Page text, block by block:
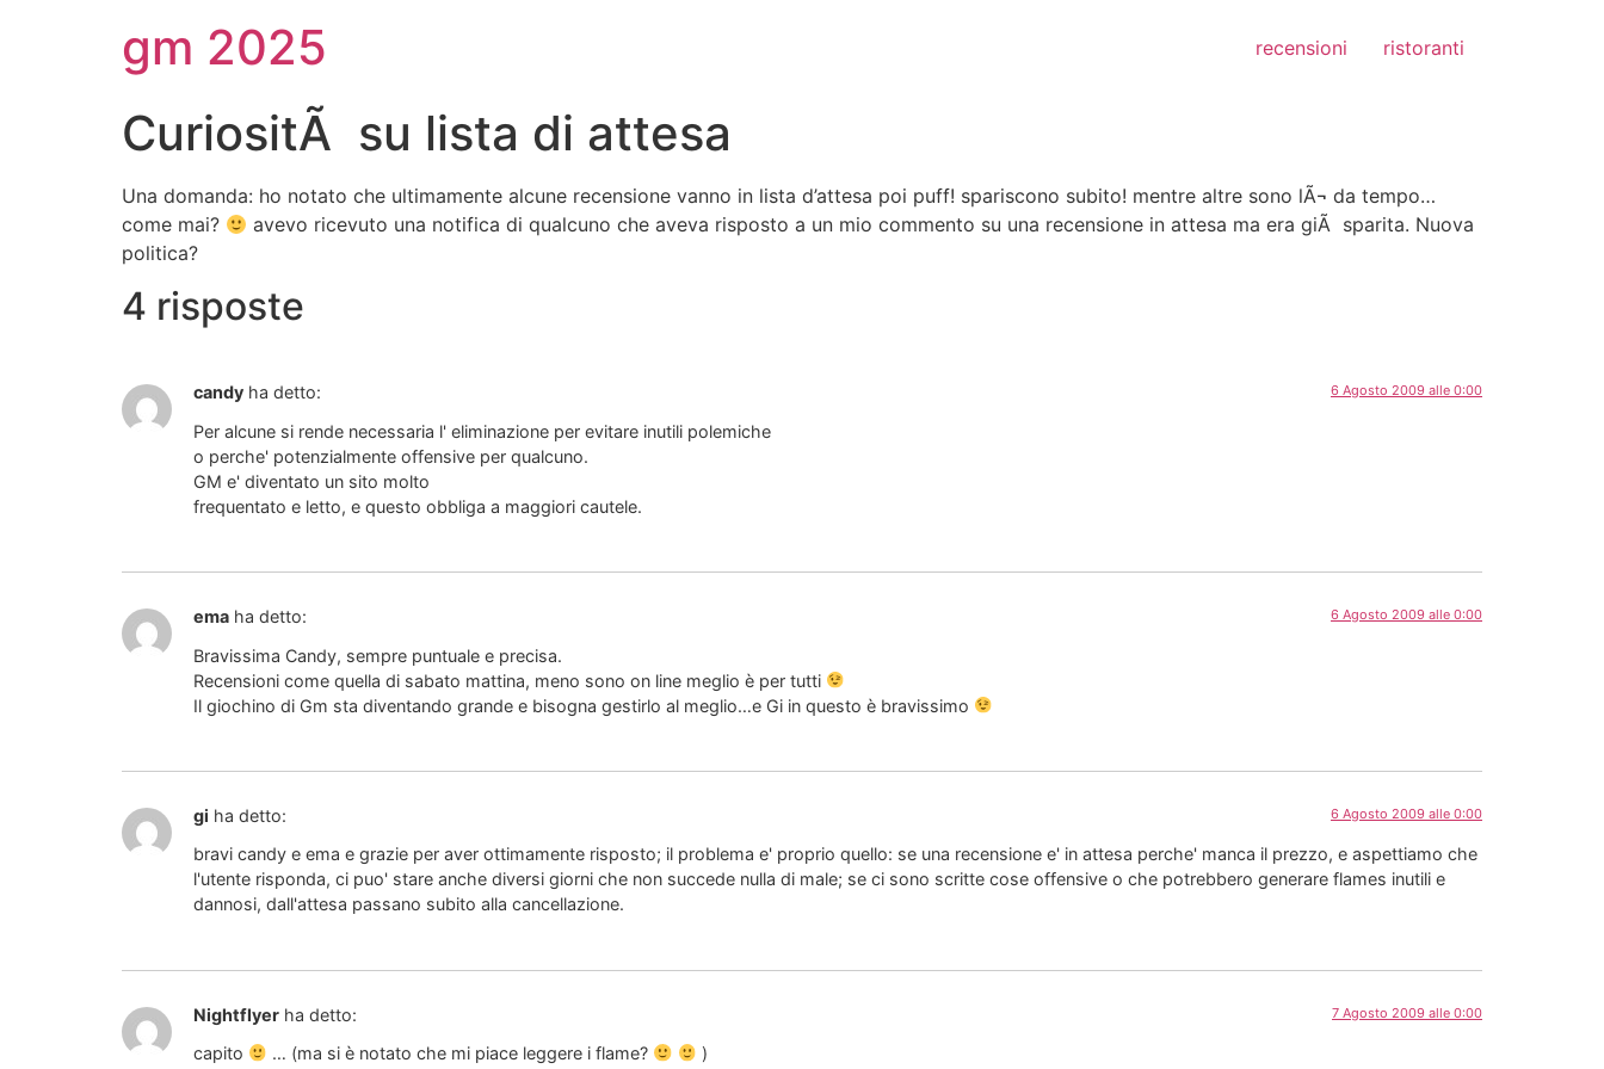
gm 2025 recensioni ristoranti
CuriositÃ su lista di attesa
Una domanda: ho notato che ultimamente alcune recensione vanno in lista d’attesa poi puff! spariscono subito! mentre altre sono lÃ¬ da tempo…
come mai?
avevo ricevuto una notifica di qualcuno che aveva risposto a un mio commento su una recensione in attesa ma era giÃ sparita. Nuova
politica?
4 risposte
candy ha detto: 6 Agosto 2009 alle 0:00
Per alcune si rende necessaria l' eliminazione per evitare inutili polemiche
o perche' potenzialmente offensive per qualcuno.
GM e' diventato un sito molto
frequentato e letto, e questo obbliga a maggiori cautele.
ema ha detto: 6 Agosto 2009 alle 0:00
Bravissima Candy, sempre puntuale e precisa.
Recensioni come quella di sabato mattina, meno sono on line meglio è per tutti
Il giochino di Gm sta diventando grande e bisogna gestirlo al meglio…e Gi in questo è bravissimo
gi ha detto: 6 Agosto 2009 alle 0:00
bravi candy e ema e grazie per aver ottimamente risposto; il problema e' proprio quello: se una recensione e' in attesa perche' manca il prezzo, e aspettiamo che
l'utente risponda, ci puo' stare anche diversi giorni che non succede nulla di male; se ci sono scritte cose offensive o che potrebbero generare flames inutili e
dannosi, dall'attesa passano subito alla cancellazione.
Nightflyer ha detto: 7 Agosto 2009 alle 0:00
capito … (ma si è notato che mi piace leggere i flame? )